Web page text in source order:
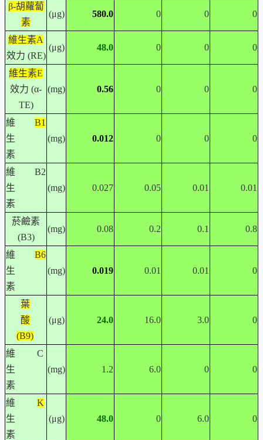
β-胡蘿蔔
素
(μg) 580.0 0 0 0
維生素A
效力 (RE)
(μg) 48.0 0 0 0
維生素E
效力 (α-
TE)
(mg) 0.56 0 0 0
維
生
素
B1
(mg)
0.012 0 0 0
維
生
素
B2
(mg)
0.027 0.05 0.01 0.01
菸鹼素
(B3)
(mg) 0.08 0.2 0.1 0.8
維
生
素
B6
(mg)
0.019 0.01 0.01 0
葉
酸
(B9)
(μg) 24.0 16.0 3.0 0
維
生
素
C
(mg)
1.2 6.0 0 0
維
生
素
K
(μg)
48.0 0 6.0 0